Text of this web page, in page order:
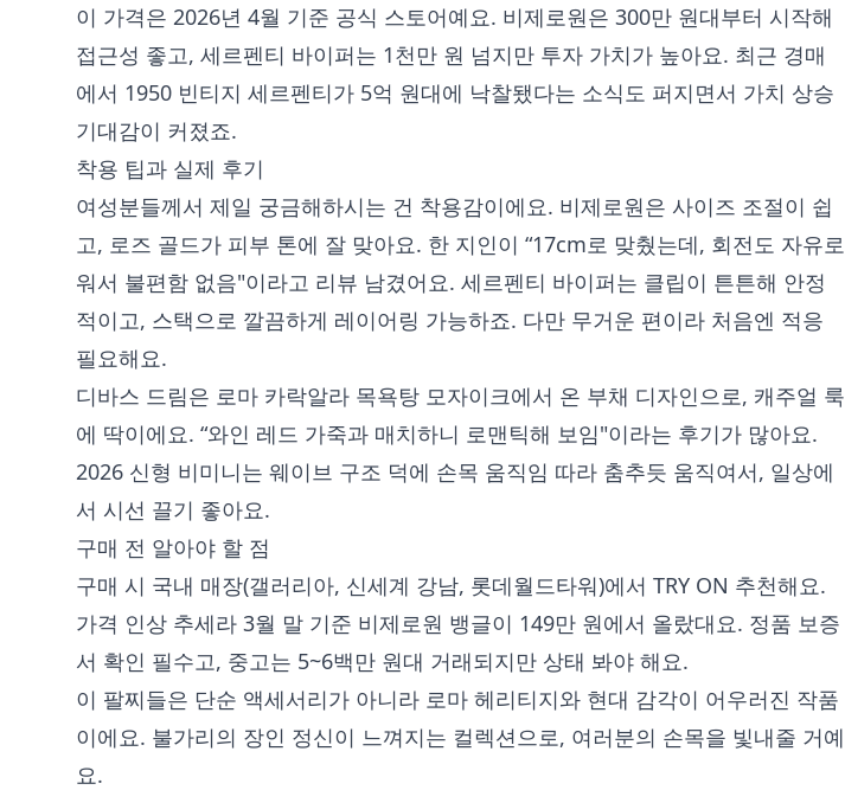
이 가격은 2026년 4월 기준 공식 스토어예요. 비제로원은 300만 원대부터 시작해
접근성 좋고, 세르펜티 바이퍼는 1천만 원 넘지만 투자 가치가 높아요. 최근 경매
에서 1950 빈티지 세르펜티가 5억 원대에 낙찰됐다는 소식도 퍼지면서 가치 상승
기대감이 커졌죠.
착용 팁과 실제 후기
여성분들께서 제일 궁금해하시는 건 착용감이에요. 비제로원은 사이즈 조절이 쉽
고, 로즈 골드가 피부 톤에 잘 맞아요. 한 지인이 “17cm로 맞췄는데, 회전도 자유로
워서 불편함 없음"이라고 리뷰 남겼어요. 세르펜티 바이퍼는 클립이 튼튼해 안정
적이고, 스택으로 깔끔하게 레이어링 가능하죠. 다만 무거운 편이라 처음엔 적응
필요해요.
디바스 드림은 로마 카락알라 목욕탕 모자이크에서 온 부채 디자인으로, 캐주얼 룩
에 딱이에요. “와인 레드 가죽과 매치하니 로맨틱해 보임"이라는 후기가 많아요.
2026 신형 비미니는 웨이브 구조 덕에 손목 움직임 따라 춤추듯 움직여서, 일상에
서 시선 끌기 좋아요.
구매 전 알아야 할 점
구매 시 국내 매장(갤러리아, 신세계 강남, 롯데월드타워)에서 TRY ON 추천해요.
가격 인상 추세라 3월 말 기준 비제로원 뱅글이 149만 원에서 올랐대요. 정품 보증
서 확인 필수고, 중고는 5~6백만 원대 거래되지만 상태 봐야 해요.
이 팔찌들은 단순 액세서리가 아니라 로마 헤리티지와 현대 감각이 어우러진 작품
이에요. 불가리의 장인 정신이 느껴지는 컬렉션으로, 여러분의 손목을 빛내줄 거예
요.